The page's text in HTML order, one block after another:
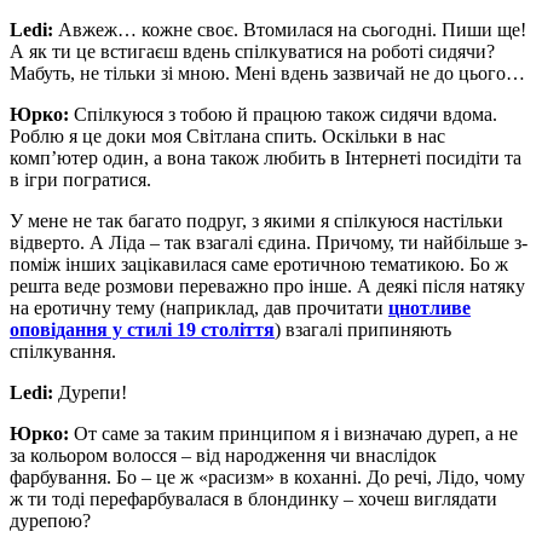
Ledi: Авжеж… кожне своє. Втомилася на сьогодні. Пиши ще!
А як ти це встигаєш вдень спілкуватися на роботі сидячи?
Мабуть, не тільки зі мною. Мені вдень зазвичай не до цього…
Юрко: Спілкуюся з тобою й працюю також сидячи вдома.
Роблю я це доки моя Світлана спить. Оскільки в нас
комп’ютер один, а вона також любить в Інтернеті посидіти та
в ігри погратися.
У мене не так багато подруг, з якими я спілкуюся настільки
відверто. А Ліда – так взагалі єдина. Причому, ти найбільше з-
поміж інших зацікавилася саме еротичною тематикою. Бо ж
решта веде розмови переважно про інше. А деякі після натяку
на еротичну тему (наприклад, дав прочитати цнотливе
оповідання у стилі 19 століття) взагалі припиняють
спілкування.
Ledi: Дурепи!
Юрко: От саме за таким принципом я і визначаю дуреп, а не
за кольором волосся – від народження чи внаслідок
фарбування. Бо – це ж «расизм» в коханні. До речі, Лідо, чому
ж ти тоді перефарбувалася в блондинку – хочеш виглядати
дурепою?